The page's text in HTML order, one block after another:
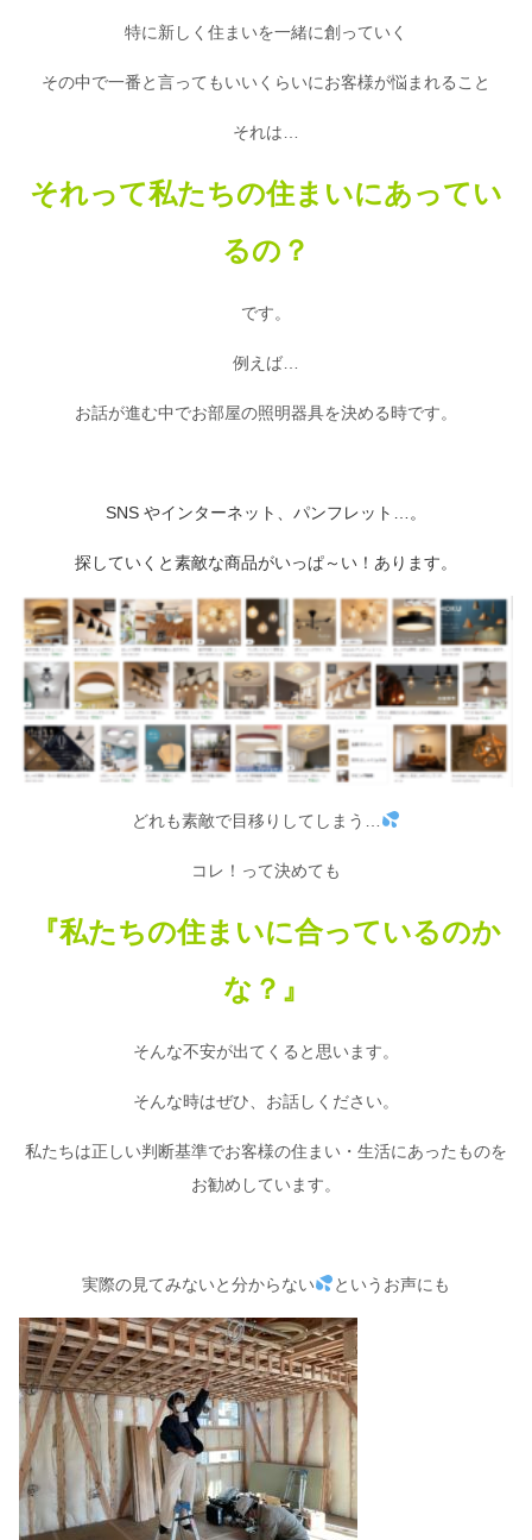
特に新しく住まいを一緒に創っていく
その中で一番と言ってもいいくらいにお客様が悩まれること
それは…
それって私たちの住まいにあってい
るの？
です。
例えば…
お話が進む中でお部屋の照明器具を決める時です。
SNS やインターネット、パンフレット…。
探していくと素敵な商品がいっぱ～い！あります。
どれも素敵で目移りしてしまう…
コレ！って決めても
『私たちの住まいに合っているのか
な？』
そんな不安が出てくると思います。
そんな時はぜひ、お話しください。
私たちは正しい判断基準でお客様の住まい・生活にあったものを
お勧めしています。
実際の見てみないと分からない というお声にも